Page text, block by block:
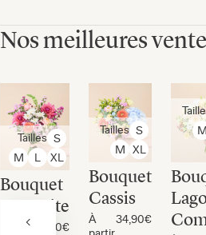
Nos meilleures
Tailles S
M
L XL
Bouquet
Yosemite
32,90€
Tailles S
M
XL
Bouquet
Cassis
À
partir
34,90€
M